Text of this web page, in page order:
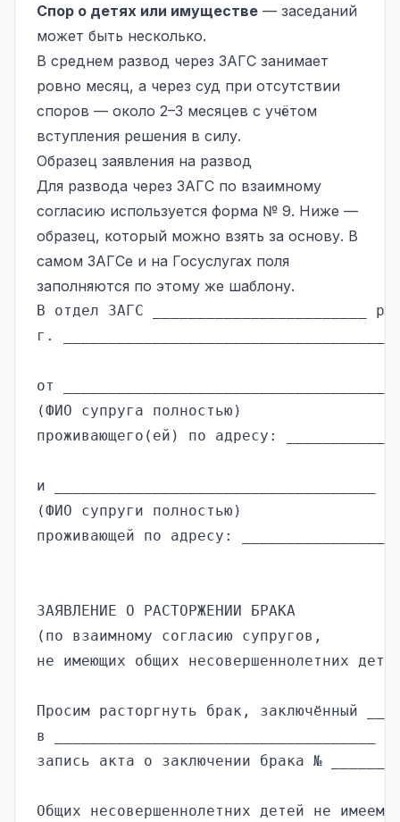
Спор о детях или имуществе — заседаний
может быть несколько.
В среднем развод через ЗАГС занимает
ровно месяц, а через суд при отсутствии
споров — около 2–3 месяцев с учётом
вступления решения в силу.
Образец заявления на развод
Для развода через ЗАГС по взаимному
согласию используется форма № 9. Ниже —
образец, который можно взять за основу. В
самом ЗАГСе и на Госуслугах поля
заполняются по этому же шаблону.
В отдел ЗАГС ________________________
г. ____________________________________
от ____________________________________
(ФИО супруга полностью)
проживающего(ей) по адресу: ____________
и ____________________________________
(ФИО супруги полностью)
проживающей по адресу: ________________
ЗАЯВЛЕНИЕ О РАСТОРЖЕНИИ БРАКА
(по взаимному согласию супругов,
не имеющих общих несовершеннолетних
Просим расторгнуть брак, заключённый
в ____________________________________
запись акта о заключении брака № ______
Общих несовершеннолетних детей не имеем.